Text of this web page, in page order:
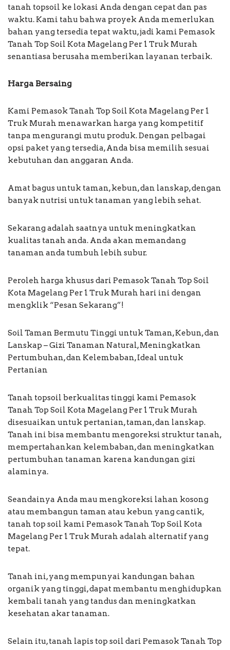
tanah topsoil ke lokasi Anda dengan cepat dan pas
waktu. Kami tahu bahwa proyek Anda memerlukan
bahan yang tersedia tepat waktu, jadi kami Pemasok
Tanah Top Soil Kota Magelang Per 1 Truk Murah
senantiasa berusaha memberikan layanan terbaik.
Harga Bersaing
Kami Pemasok Tanah Top Soil Kota Magelang Per 1
Truk Murah menawarkan harga yang kompetitif
tanpa mengurangi mutu produk. Dengan pelbagai
opsi paket yang tersedia, Anda bisa memilih sesuai
kebutuhan dan anggaran Anda.
Amat bagus untuk taman, kebun, dan lanskap, dengan
banyak nutrisi untuk tanaman yang lebih sehat.
Sekarang adalah saatnya untuk meningkatkan
kualitas tanah anda. Anda akan memandang
tanaman anda tumbuh lebih subur.
Peroleh harga khusus dari Pemasok Tanah Top Soil
Kota Magelang Per 1 Truk Murah hari ini dengan
mengklik “Pesan Sekarang”!
Soil Taman Bermutu Tinggi untuk Taman, Kebun, dan
Lanskap – Gizi Tanaman Natural, Meningkatkan
Pertumbuhan, dan Kelembaban, Ideal untuk
Pertanian
Tanah topsoil berkualitas tinggi kami Pemasok
Tanah Top Soil Kota Magelang Per 1 Truk Murah
disesuaikan untuk pertanian, taman, dan lanskap.
Tanah ini bisa membantu mengoreksi struktur tanah,
mempertahankan kelembaban, dan meningkatkan
pertumbuhan tanaman karena kandungan gizi
alaminya.
Seandainya Anda mau mengkoreksi lahan kosong
atau membangun taman atau kebun yang cantik,
tanah top soil kami Pemasok Tanah Top Soil Kota
Magelang Per 1 Truk Murah adalah alternatif yang
tepat.
Tanah ini, yang mempunyai kandungan bahan
organik yang tinggi, dapat membantu menghidupkan
kembali tanah yang tandus dan meningkatkan
kesehatan akar tanaman.
Selain itu, tanah lapis top soil dari Pemasok Tanah Top